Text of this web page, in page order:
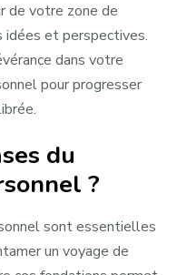
de votre zone de
et perspectives.
dans votre
pour progresser
du
?
sont essentielles
un voyage de